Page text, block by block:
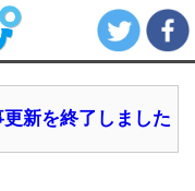
新を終了しました